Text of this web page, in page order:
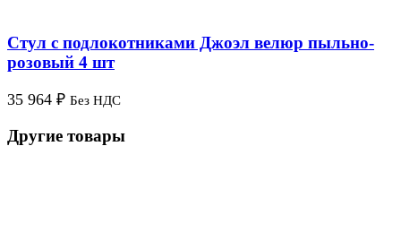
Стул с подлокотниками Джоэл велюр пыльно-
розовый 4 шт
35 964 ₽ Без НДС
Другие товары